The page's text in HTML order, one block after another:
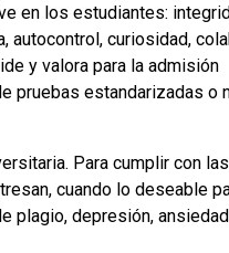
en los estudiantes:
autocontrol, curiosidad,
y valora para la admisión
pruebas estandarizadas o
Para cumplir con las
cuando lo deseable
plagio, depresión,